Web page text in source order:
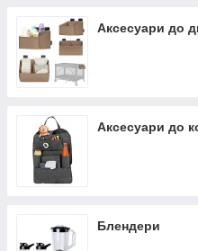
Аксесуари до
Аксесуари до
Блендери